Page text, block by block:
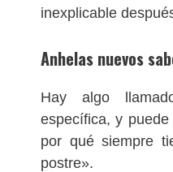
inexplicable
Anhelas nuevos
Hay algo
específica, y
por qué siempre
postre».